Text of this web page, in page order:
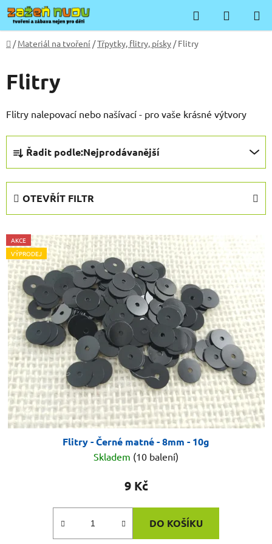
Přejít
na
obsah
Hledat
KOŠÍK
Domů
/ Materiál na tvoření /Třpytky, flitry, písky / Flitry
Flitry
Flitry nalepovací nebo našívací - pro vaše krásné výtvory
z
p
r
o
d
u
k
t
ů
Řadit podle:Nejprodávanější
OTEVŘÍT FILTR
V
ý
p
i
s
p
r
o
d
u
k
t
ů
AKCE
VÝPRODEJ
Flitry - Černé matné - 8mm - 10g
Skladem (10 balení)
9 Kč
DO KOŠÍKU